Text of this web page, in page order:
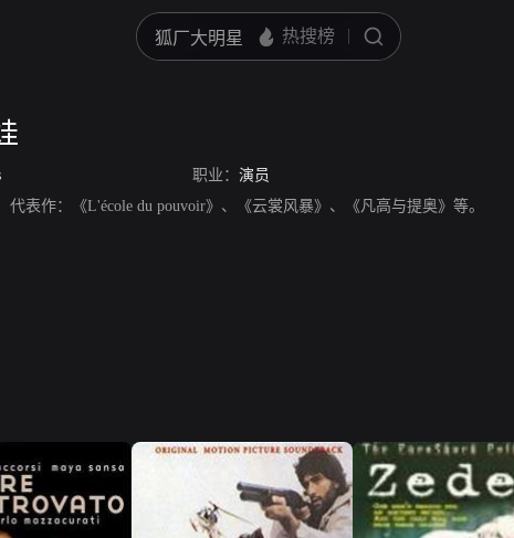
职业： 演员
代表作：《L'école du pouvoir》、《云裳风暴》、《凡高与提奥》等。